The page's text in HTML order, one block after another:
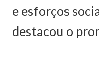
e esforços
destacou o